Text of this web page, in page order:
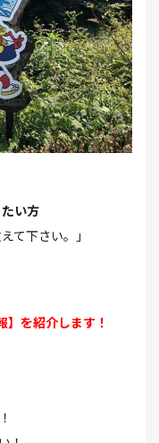
い方
て下さい。」
】を紹介します！